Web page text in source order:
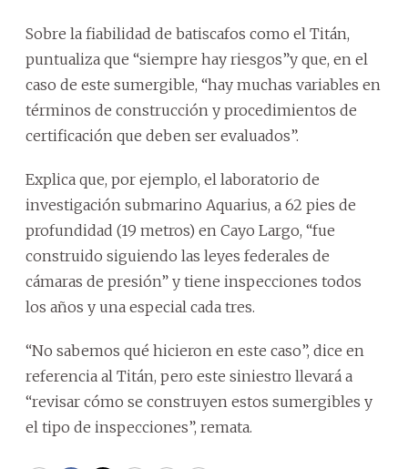
Sobre la fiabilidad de batiscafos como el Titán,
puntualiza que “siempre hay riesgos”y que, en el
caso de este sumergible, “hay muchas variables en
términos de construcción y procedimientos de
certificación que deben ser evaluados”.
Explica que, por ejemplo, el laboratorio de
investigación submarino Aquarius, a 62 pies de
profundidad (19 metros) en Cayo Largo, “fue
construido siguiendo las leyes federales de
cámaras de presión” y tiene inspecciones todos
los años y una especial cada tres.
“No sabemos qué hicieron en este caso”, dice en
referencia al Titán, pero este siniestro llevará a
“revisar cómo se construyen estos sumergibles y
el tipo de inspecciones”, remata.